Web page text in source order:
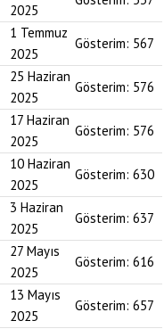
2025
1 Temmuz
2025
Gösterim: 567
25 Haziran
2025
Gösterim: 576
17 Haziran
2025
Gösterim: 576
10 Haziran
2025
Gösterim: 630
3 Haziran
2025
Gösterim: 637
27 Mayıs
2025
Gösterim: 616
13 Mayıs
2025
Gösterim: 657